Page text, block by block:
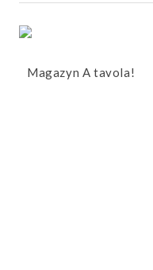
Magazyn A tavola!